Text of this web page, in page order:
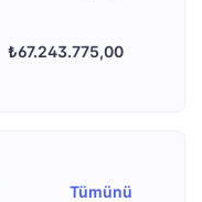
₺67.243.775,00
Tümünü